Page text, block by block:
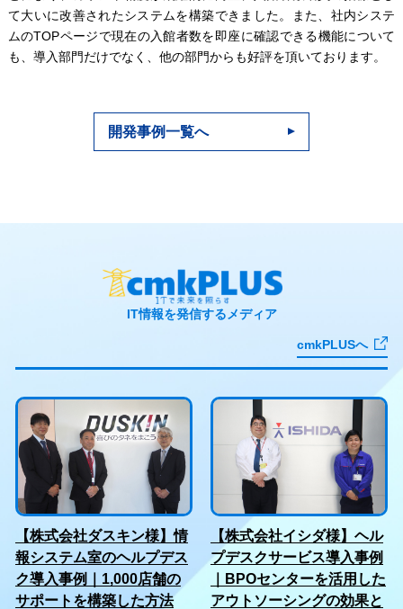
て大いに改善されたシステムを構築できました。また、社内システ
ムのTOPページで現在の入館者数を即座に確認できる機能について
も、導入部門だけでなく、他の部門からも好評を頂いております。
開発事例一覧へ
IT情報を発信するメディア
cmkPLUSへ
【株式会社ダスキン様】情
報システム室のヘルプデス
ク導入事例｜1,000店舗の
サポートを構築した方法
【株式会社イシダ様】ヘル
プデスクサービス導入事例
｜BPOセンターを活用した
アウトソーシングの効果と